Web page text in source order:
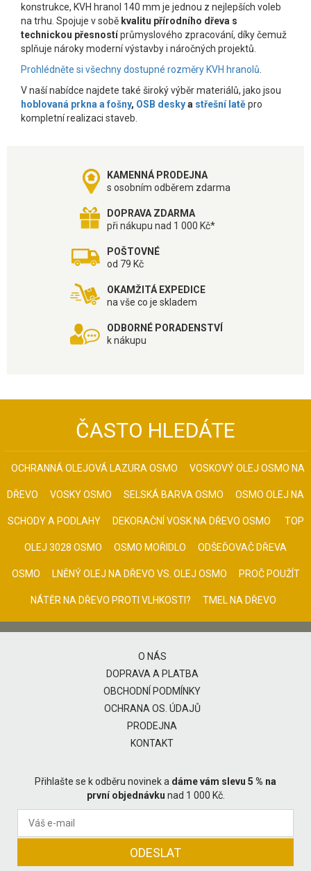
konstrukce, KVH hranol 140 mm je jednou z nejlepších voleb
na trhu. Spojuje v sobě kvalitu přírodního dřeva s
technickou přesnostíprůmyslového zpracování, díky čemuž
splňuje nároky moderní výstavby i náročných projektů.
Prohlédněte si všechny dostupné rozměry KVH hranolů.
V naší nabídce najdete také široký výběr materiálů, jako jsou
hoblovaná prkna a fošny, OSB deskya střešní latěpro
kompletní realizaci staveb.
KAMENNÁ PRODEJNA
s osobním odběrem zdarma
DOPRAVA ZDARMA
při nákupu nad 1 000 Kč*
POŠTOVNÉ
od 79 Kč
OKAMŽITÁ EXPEDICE
na vše co je skladem
ODBORNÉ PORADENSTVÍ
k nákupu
ČASTO HLEDÁTE
OCHRANNÁ OLEJOVÁ LAZURA OSMO VOSKOVÝ OLEJ OSMO NA
DŘEVO VOSKY OSMO SELSKÁ BARVA OSMO OSMO OLEJ NA
SCHODY A PODLAHY DEKORAČNÍ VOSK NA DŘEVO OSMO TOP
OLEJ 3028 OSMO OSMO MOŘIDLO ODŠEĎOVAČ DŘEVA
OSMO LNĚNÝ OLEJ NA DŘEVO VS. OLEJ OSMO PROČ POUŽÍT
NÁTĚR NA DŘEVO PROTI VLHKOSTI? TMEL NA DŘEVO
O NÁS
DOPRAVA A PLATBA
OBCHODNÍ PODMÍNKY
OCHRANA OS. ÚDAJŮ
PRODEJNA
KONTAKT
Přihlašte se k odběru novinek a dáme vám slevu 5 % na
první objednávku nad 1 000 Kč.